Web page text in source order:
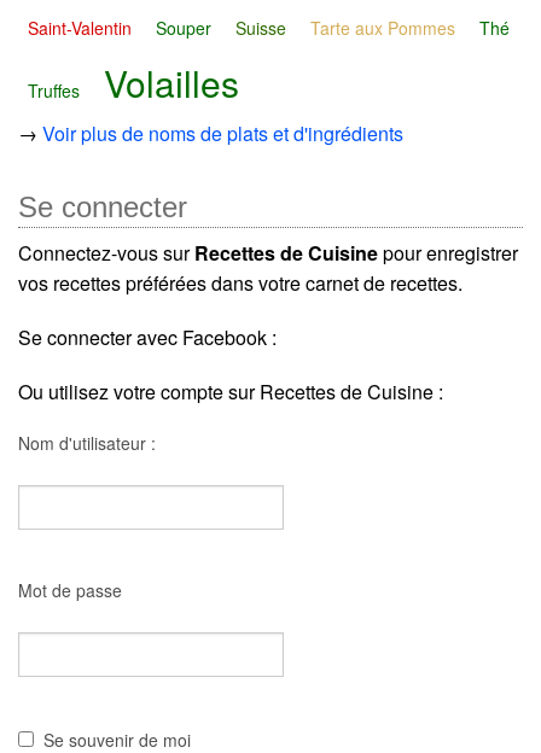
Saint-Valentin
Souper Suisse Tarte aux Pommes Thé
Truffes Volailles
→ Voir plus de noms de plats et d'ingrédients
Se connecter
Connectez-vous surRecettes de Cuisinepour enregistrer
vos recettes préférées dans votre carnet de recettes.
Se connecter avec Facebook :
Ou utilisez votre compte sur Recettes de Cuisine :
Nom d'utilisateur :
Mot de passe
Se souvenir de moi